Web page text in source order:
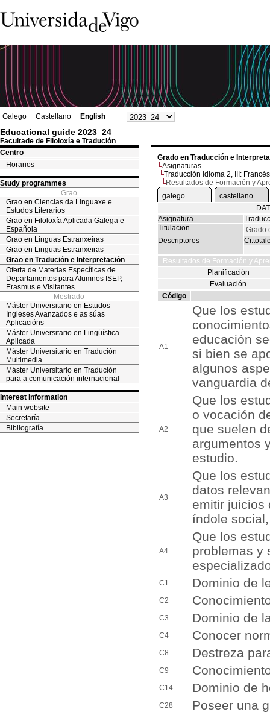
Galego Castellano English
Educational guide 2023_24
Facultade de Filoloxía e Tradución
Centro
Horarios
Study programmes
Grao
Grao en Ciencias da Linguaxe e
Estudos Literarios
Grao en Filoloxía Aplicada Galega e
Española
Grao en Linguas Estranxeiras
Grao en Linguas Estranxeiras
Grao en Tradución e Interpretación
Oferta de Materias Específicas de
Departamentos para Alumnos ISEP,
Erasmus e Visitantes
Mestrado
Máster Universitario en Estudos
Ingleses Avanzados e as súas
Aplicacións
Máster Universitario en Lingüística
Aplicada
Máster Universitario en Tradución
Multimedia
Máster Universitario en Tradución
para a comunicación internacional
Interest Information
Main website
Secretaría
Bibliografía
Grado en Traducción e
Asignaturas
Traducción idioma 2, III:
Resultados de Formación y
galego
castellano
Asignatura
Titulacion
Grado
Descriptores
Resultados de Formación y
Planificación
Evaluación
Código
A1
Que los
educación
si bien se
algunos
vanguardia
A2
Que los
o vocación
que suelen
argumentos
estudio.
A3
Que los
datos
emitir juicios
índole
A4
Que los
problemas y
C1 Dominio de
C2
C3 Dominio de
C4 Conocer
C8 Destreza
C9
C14 Dominio de
C28 Poseer una